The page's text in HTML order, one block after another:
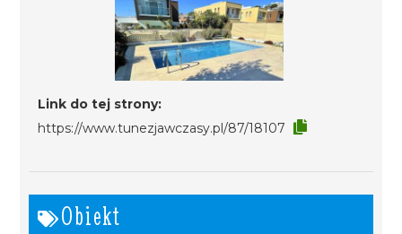
Link do tej strony:
https://www.tunezjawczasy.pl/87/18107
Obiekt